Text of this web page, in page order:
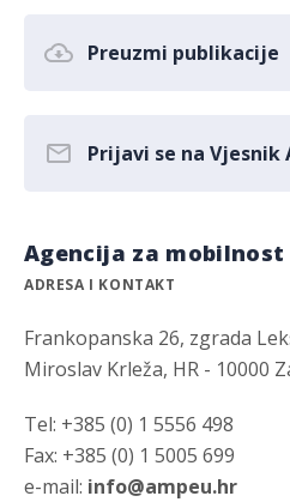
Preuzmi publikacije
Prijavi se na Vjesnik
Agencija za mobilnost
ADRESA I KONTAKT
Frankopanska 26, zgrada
Miroslav Krleža, HR - 10000
Tel: +385 (0) 1 5556 498
Fax: +385 (0) 1 5005 699
e-mail: info@ampeu.hr